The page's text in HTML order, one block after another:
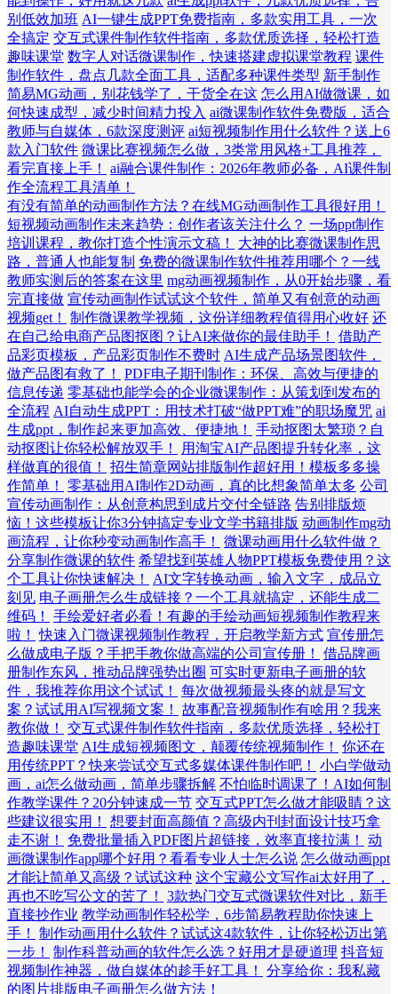
别低效加班 AI一键生成PPT免费指南，多款实用工具，一次
全搞定 交互式课件制作软件指南，多款优质选择，轻松打造
趣味课堂 数字人对话微课制作，快速搭建虚拟课堂教程 课件
制作软件，盘点几款全面工具，适配多种课件类型 新手制作
简易MG动画，别花钱学了，干货全在这 怎么用AI做微课，如
何快速成型，减少时间精力投入 ai微课制作软件免费版，适合
教师与自媒体，6款深度测评 ai短视频制作用什么软件？送上6
款入门软件 微课比赛视频怎么做，3类常用风格+工具推荐，
看完直接上手！
ai融合课件制作：2026年教师必备，AI课件制
作全流程工具清单！
有没有简单的动画制作方法？在线MG动画制作工具很好用！
短视频动画制作未来趋势：创作者该关注什么？ 一场ppt制作
培训课程，教你打造个性演示文稿！
大神的比赛微课制作思
路，普通人也能复制 免费的微课制作软件推荐用哪个？一线
教师实测后的答案在这里 mg动画视频制作，从0开始步骤，看
完直接做 宣传动画制作试试这个软件，简单又有创意的动画
视频get！
制作微课教学视频，这份详细教程值得用心收好 还
在自己给电商产品图抠图？让AI来做你的最佳助手！
借助产
品彩页模板，产品彩页制作不费时 AI生成产品场景图软件，
做产品图有救了！
PDF电子期刊制作：环保、高效与便捷的
信息传递 零基础也能学会的企业微课制作：从策划到发布的
全流程 AI自动生成PPT：用技术打破“做PPT难”的职场魔咒 ai
生成ppt，制作起来更加高效、便捷地！
手动抠图太繁琐？自
动抠图让你轻松解放双手！
用淘宝AI产品图提升转化率，这
样做真的很值！
招生简章网站排版制作超好用！模板多多操
作简单！
零基础用AI制作2D动画，真的比想象简单太多 公司
宣传动画制作：从创意构思到成片交付全链路 告别排版烦
恼！这些模板让你3分钟搞定专业文学书籍排版 动画制作mg动
画流程，让你秒变动画制作高手！
微课动画用什么软件做？
分享制作微课的软件 希望找到英雄人物PPT模板免费使用？这
个工具让你快速解决！
AI文字转换动画，输入文字，成品立
刻见 电子画册怎么生成链接？一个工具就搞定，还能生成二
维码！
手绘爱好者必看！有趣的手绘动画短视频制作教程来
啦！
快速入门微课视频制作教程，开启教学新方式 宣传册怎
么做成电子版？手把手教你做高端的公司宣传册！
借品牌画
册制作东风，推动品牌强势出圈 可实时更新电子画册的软
件，我推荐你用这个试试！
每次做视频最头疼的就是写文
案？试试用AI写视频文案！
故事配音视频制作有啥用？我来
教你做！
交互式课件制作软件指南，多款优质选择，轻松打
造趣味课堂 AI生成短视频图文，颠覆传统视频制作！
你还在
用传统PPT？快来尝试交互式多媒体课件制作吧！
小白学做动
画，ai怎么做动画，简单步骤拆解 不怕临时调课了！AI如何制
作教学课件？20分钟速成一节 交互式PPT怎么做才能吸睛？这
些建议很实用！
想要封面高颜值？高级内刊封面设计技巧拿
走不谢！
免费批量插入PDF图片超链接，效率直接拉满！
动
画微课制作app哪个好用？看看专业人士怎么说 怎么做动画ppt
才能让简单又高级？试试这种 这个宝藏公文写作ai太好用了，
再也不吃写公文的苦了！
3款热门交互式微课软件对比，新手
直接抄作业 教学动画制作轻松学，6步简易教程助你快速上
手！
制作动画用什么软件？试试这4款软件，让你轻松迈出第
一步！
制作科普动画的软件怎么选？好用才是硬道理 抖音短
视频制作神器，做自媒体的趁手好工具！
分享给你：我私藏
的图片排版电子画册怎么做方法！